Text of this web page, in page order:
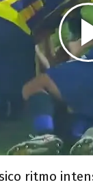
ritmo